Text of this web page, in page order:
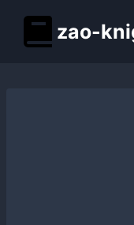
содержимому
zao-